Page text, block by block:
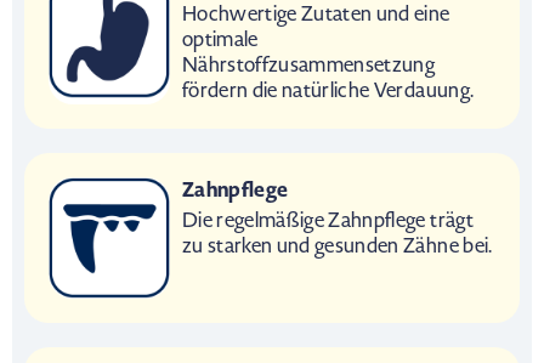
Hochwertige Zutaten und eine
optimale
Nährstoffzusammensetzung
fördern die natürliche Verdauung.
Zahnpflege
Die regelmäßige Zahnpflege trägt
zu starken und gesunden Zähne bei.